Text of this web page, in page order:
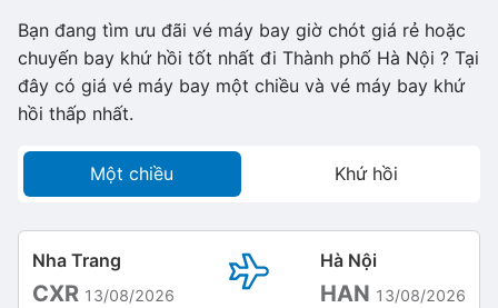
Bạn đang tìm ưu đãi vé máy bay giờ chót giá rẻ hoặc
chuyến bay khứ hồi tốt nhất đi Thành phố Hà Nội ? Tại
đây có giá vé máy bay một chiều và vé máy bay khứ
hồi thấp nhất.
Một chiều Khứ hồi
Nha Trang
CXR 13/08/2026
Hà Nội
HAN 13/08/2026